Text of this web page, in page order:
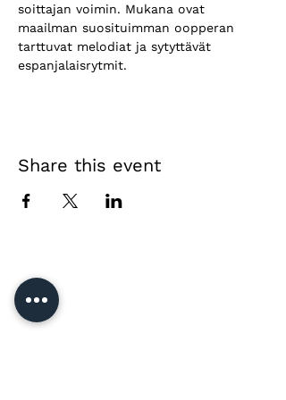
soittajan voimin. Mukana ovat
maailman suosituimman oopperan
tarttuvat melodiat ja sytyttävät
espanjalaisrytmit.
Share this event